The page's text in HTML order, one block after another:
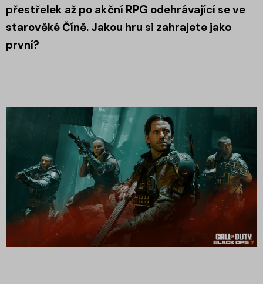
přestřelek až po akční RPG odehrávající se ve
starověké Číně. Jakou hru si zahrajete jako
první?